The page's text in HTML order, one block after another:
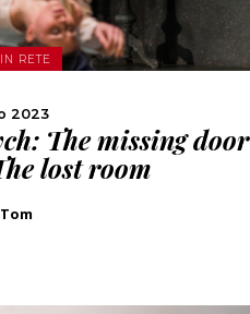
RETE
2023
The missing door
lost room
CONDIVIDI